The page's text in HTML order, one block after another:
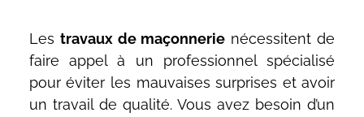
Les travaux de maçonnerie nécessitent de
faire appel à un professionnel spécialisé
pour éviter les mauvaises surprises et avoir
un travail de qualité. Vous avez besoin d’un